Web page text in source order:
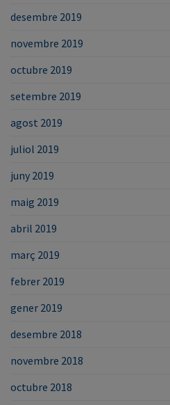
desembre 2019
novembre 2019
octubre 2019
setembre 2019
agost 2019
juliol 2019
juny 2019
maig 2019
abril 2019
març 2019
febrer 2019
gener 2019
desembre 2018
novembre 2018
octubre 2018